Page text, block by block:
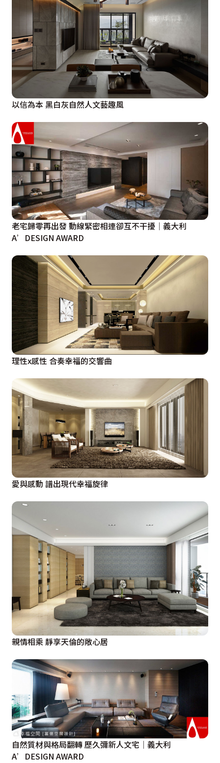
以信為本 黑白灰自然人文藝趣風
老宅歸零再出發 動線緊密相連卻互不干擾｜義大利
A’DESIGN AWARD
理性x感性 合奏幸福的交響曲
愛與感動 譜出現代幸福旋律
親情相乘 靜享天倫的敞心居
自然質材與格局翻轉 歷久彌新人文宅｜義大利
A’DESIGN AWARD